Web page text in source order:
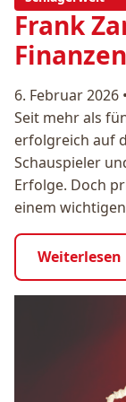
Frank
6. Februar 2026 •
Seit mehr als
erfolgreich auf
Schauspieler
Erfolge. Doch
einem
Weiterlesen